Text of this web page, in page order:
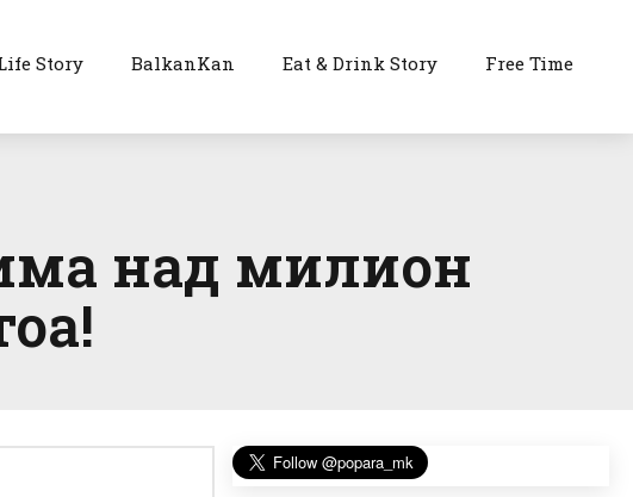
Story BalkanKan Eat & Drink Story Free Time
над милион